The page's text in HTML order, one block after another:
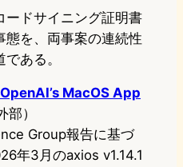
ードサイニング証明書
態を、両事案の連続性
ある。
MacOS App
部）
Group報告に基づ
年3月のaxios v1.14.1